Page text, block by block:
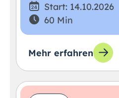
Start: 14.10.2026
60 Min
Mehr erfahren